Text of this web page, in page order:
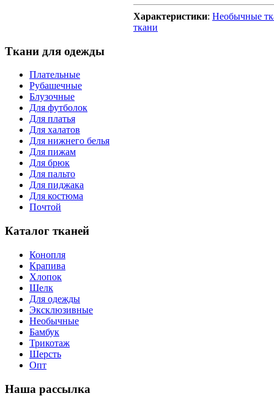
Характеристики: Необычные
ткани
Ткани для одежды
Плательные
Рубашечные
Блузочные
Для футболок
Для платья
Для халатов
Для нижнего белья
Для пижам
Для брюк
Для пальто
Для пиджака
Для костюма
Почтой
Каталог тканей
Конопля
Крапива
Хлопок
Шелк
Для одежды
Эксклюзивные
Необычные
Бамбук
Трикотаж
Шерсть
Опт
Наша рассылка